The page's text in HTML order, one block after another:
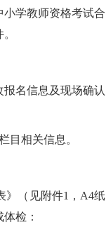
学教师资格考试合
名信息及现场确认
目相关信息。
》（见附件1，A4纸
检：